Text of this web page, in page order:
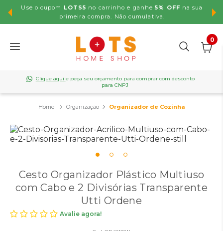
Use o cupom LOTS5 no carrinho e ganhe5% OFF na sua
primeira compra. Não cumulativa.
0
Clique aqui e peça seu orçamento para comprar com desconto
para CNPJ
Organização Organizador de Cozinha
Cesto Organizador Plástico Multiuso
com Cabo e 2 Divisórias Transparente
Utti Ordene
Avalie agora!